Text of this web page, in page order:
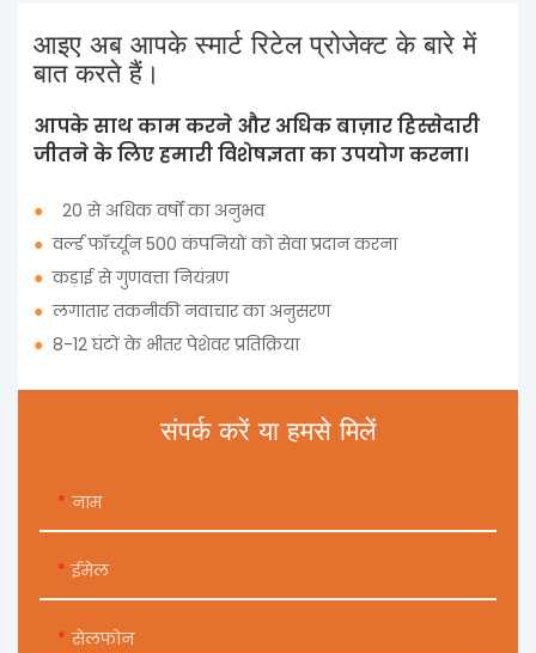
आइए अब आपके स्मार्ट रिटेल प्रोजेक्ट के बारे में
बात करते हैं।
आपके साथ काम करने और अधिक बाज़ार हिस्सेदारी
जीतने के लिए हमारी विशेषज्ञता का उपयोग करना।
●
20 से अधिक वर्षों का अनुभव
●वर्ल्ड फॉर्च्यून 500 कंपनियों को सेवा प्रदान करना
●कड़ाई से गुणवत्ता नियंत्रण
●लगातार तकनीकी नवाचार का अनुसरण
●8-12 घंटों के भीतर पेशेवर प्रतिक्रिया
संपर्क करें या हमसे मिलें
नाम
ईमेल
सेलफोन